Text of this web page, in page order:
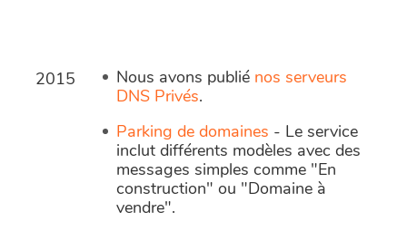
2015 Nous avons publié nos serveurs
DNS Privés.
Parking de domaines - Le service
inclut différents modèles avec des
messages simples comme "En
construction" ou "Domaine à
vendre".